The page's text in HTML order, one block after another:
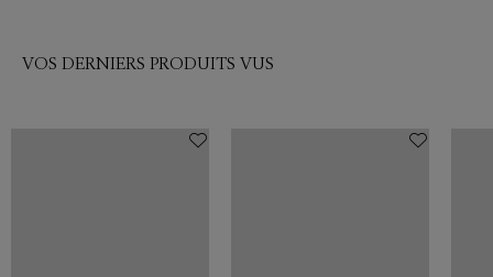
VOS DERNIERS PRODUITS VUS